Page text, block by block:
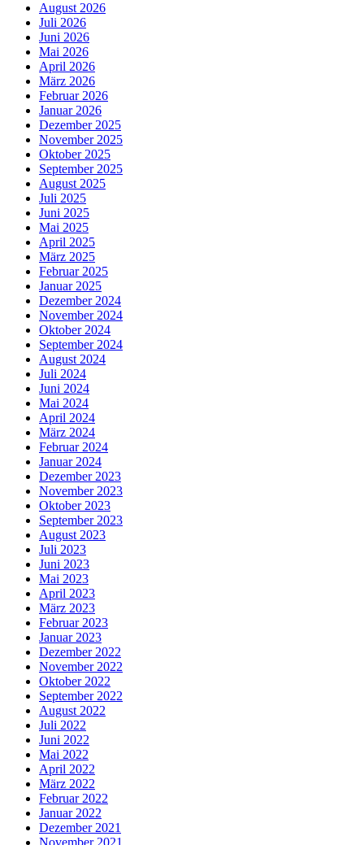
August 2026
Juli 2026
Juni 2026
Mai 2026
April 2026
März 2026
Februar 2026
Januar 2026
Dezember 2025
November 2025
Oktober 2025
September 2025
August 2025
Juli 2025
Juni 2025
Mai 2025
April 2025
März 2025
Februar 2025
Januar 2025
Dezember 2024
November 2024
Oktober 2024
September 2024
August 2024
Juli 2024
Juni 2024
Mai 2024
April 2024
März 2024
Februar 2024
Januar 2024
Dezember 2023
November 2023
Oktober 2023
September 2023
August 2023
Juli 2023
Juni 2023
Mai 2023
April 2023
März 2023
Februar 2023
Januar 2023
Dezember 2022
November 2022
Oktober 2022
September 2022
August 2022
Juli 2022
Juni 2022
Mai 2022
April 2022
März 2022
Februar 2022
Januar 2022
Dezember 2021